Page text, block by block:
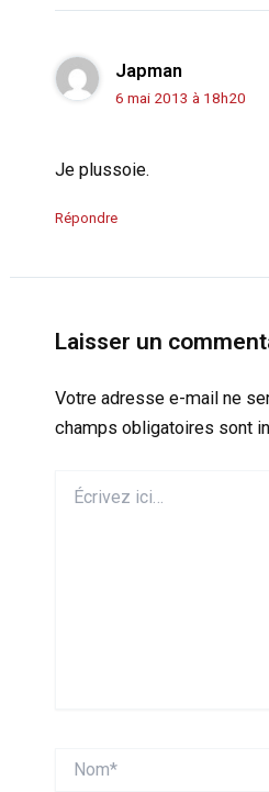
Japman
6 mai 2013 à 18h20
Je plussoie.
Répondre
Laisser un
Votre adresse e-mail ne
champs obligatoires sont
ici…